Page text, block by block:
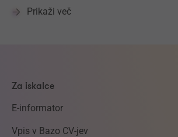
Prikaži več
Za iskalce
E-informator
Vpis v Bazo CV-jev